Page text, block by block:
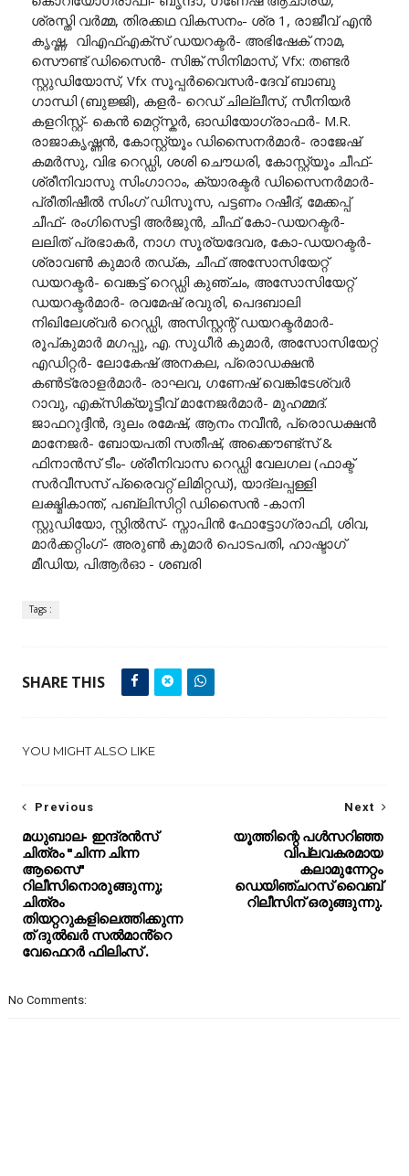
ശ്രസ്തി വർമ്മ, തിരക്കഥ വികസനം- ശ്ര 1, രാജീവ് എൻ
കൃഷ്ണ, വിഎഫ്എക്സ് ഡയറക്ടർ- അഭിഷേക് നാമ,
സൌണ്ട് ഡിസൈൻ- സിങ്ക് സിനിമാസ്, Vfx: തണ്ടർ
സ്റ്റുഡിയോസ്, Vfx സൂപ്പർവൈസർ-ദേവ് ബാബു
ഗാന്ധി (ബുജ്ജി), കളർ- റെഡ് ചില്ലീസ്, സീനിയർ
കളറിസ്റ്റ്- കെൻ മെറ്റ്സ്കർ, ഓഡിയോഗ്രാഫർ- M.R.
രാജാകൃഷ്ണൻ, കോസ്റ്റ്യൂം ഡിസൈനർമാർ- രാജേഷ്
കമർസു, വിഭ റെഡ്ഡി, ശശി ചൌധരി, കോസ്റ്റ്യൂം ചീഫ്-
ശ്രീനിവാസു സിംഗാറാം, ക്യാരക്ടർ ഡിസൈനർമാർ-
പ്രീതിഷീൽ സിംഗ് ഡിസൂസ, പട്ടണം റഷീദ്, മേക്കപ്പ്
ചീഫ്- രംഗിസെട്ടി അർജുൻ, ചീഫ് കോ-ഡയറക്ടർ-
ലലിത് പ്രഭാകർ, നാഗ സൂര്യദേവര, കോ-ഡയറക്ടർ-
ശ്രാവൺ കുമാർ തഡ്ക, ചീഫ് അസോസിയേറ്റ്
ഡയറക്ടർ- വെങ്കട്ട് റെഡ്ഡി കുഞ്ചം, അസോസിയേറ്റ്
ഡയറക്ടർമാർ- രവമേഷ് രവുരി, പെദബാലി
നിഖിലേശ്വർ റെഡ്ഡി, അസിസ്റ്റന്റ് ഡയറക്ടർമാർ-
രൂപ്കുമാർ മഗപ്പു, എ. സുധീർ കുമാർ, അസോസിയേറ്റ്
എഡിറ്റർ- ലോകേഷ് അനകല, പ്രൊഡക്ഷൻ
കൺട്രോളർമാർ- രാഘവ, ഗണേഷ് വെങ്കിടേശ്വർ
റാവു, എക്സിക്യൂട്ടീവ് മാനേജർമാർ- മുഹമ്മദ്.
ജാഫറുദ്ദീൻ, ദുലം രമേഷ്, ആനം നവീൻ, പ്രൊഡക്ഷൻ
മാനേജർ- ബോയപതി സതീഷ്, അക്കൌണ്ട്സ് &
ഫിനാൻസ് ടീം- ശ്രീനിവാസ റെഡ്ഡി വേലഗല (ഫാക്ട്
സർവീസസ് പ്രൈവറ്റ് ലിമിറ്റഡ്), യാദ്ലപ്പള്ളി
ലക്ഷ്മികാന്ത്, പബ്ലിസിറ്റി ഡിസൈൻ -കാനി
സ്റ്റുഡിയോ, സ്റ്റിൽസ്- സ്നാപിൻ ഫോട്ടോഗ്രാഫി, ശിവ,
മാർക്കറ്റിംഗ്- അരുൺ കുമാർ പൊടപതി, ഹാഷ്ടാഗ്
മീഡിയ, പിആർഓ - ശബരി
Tags :
SHARE THIS
YOU MIGHT ALSO LIKE
Next
യൂത്തിന്റെ പൾസറിഞ്ഞ
വിപ്ലവകരമായ
കലാമുന്നേറ്റം
ഡെയിഞ്ചറസ് വൈബ്
റിലീസിന് ഒരുങ്ങുന്നു.
Previous
മധുബാല- ഇന്ദ്രൻസ്
ചിത്രം "ചിന്ന ചിന്ന
ആസൈ"
റിലീസിനൊരുങ്ങുന്നു;
ചിത്രം
തിയറ്ററുകളിലെത്തിക്കുന്ന
ത് ദുൽഖർ സൽമാൻ്റെ
വേഫെറർ ഫിലിംസ് .
No Comments: